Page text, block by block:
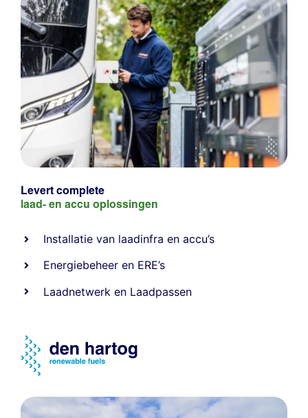
Levert complete
laad- en accu oplossingen
Installatie van laadinfra en accu’s
Energiebeheer en ERE’s
Laadnetwerk en Laadpassen